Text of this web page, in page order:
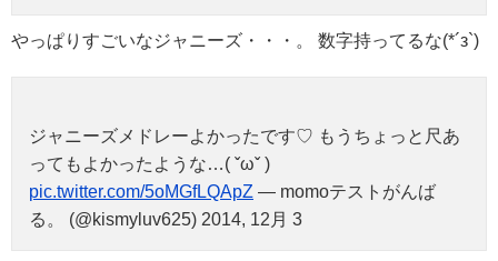
やっぱりすごいなジャニーズ・・・。 数字持ってるな(*´з`)
ジャニーズメドレーよかったです♡ もうちょっと尺あ
ってもよかったような…( ˇωˇ )
pic.twitter.com/5oMGfLQApZ — momoテストがんば
る。 (@kismyluv625) 2014, 12月 3